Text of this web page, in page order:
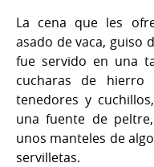
La cena que les
asado de vaca, guiso
fue servido en una
cucharas de
tenedores y
una fuente de
unos manteles de
servilletas.